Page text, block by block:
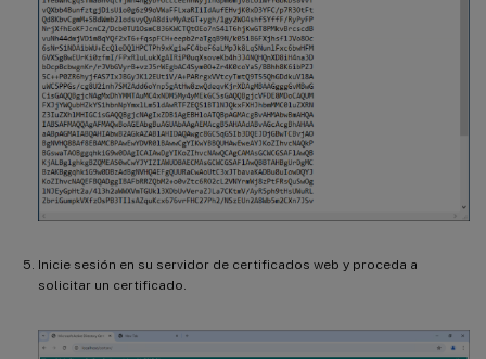
Inicie sesión en su servidor de certificados web y proceda a
solicitar un certificado.